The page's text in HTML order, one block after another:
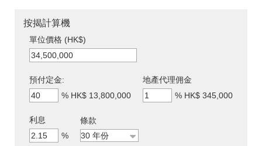
按揭計算機
單位價格 (HK$)
預付定金:
% HK$ 13,800,000
地產代理佣金
% HK$ 345,000
利息
%
條款